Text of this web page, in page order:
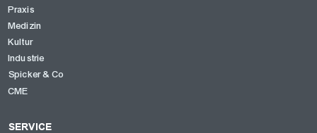
Praxis
Medizin
Kultur
Industrie
Spicker & Co
CME
SERVICE